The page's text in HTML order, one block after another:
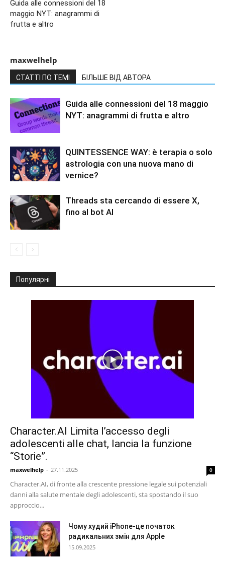
Guida alle connessioni del 18
maggio NYT: anagrammi di
frutta e altro
maxwelhelp
СТАТТІ ПО ТЕМІ БІЛЬШЕ ВІД АВТОРА
Guida alle connessioni del 18 maggio
NYT: anagrammi di frutta e altro
QUINTESSENCE WAY: è terapia o solo
astrologia con una nuova mano di
vernice?
Threads sta cercando di essere X,
fino al bot AI
Популярні
Character.AI Limita l’accesso degli
adolescenti alle chat, lancia la funzione
“Storie”.
maxwelhelp - 27.11.2025 0
Character.AI, di fronte alla crescente pressione legale sui potenziali
danni alla salute mentale degli adolescenti, sta spostando il suo
approccio...
Чому худий iPhone-це початок
радикальних змін для Apple
15.09.2025